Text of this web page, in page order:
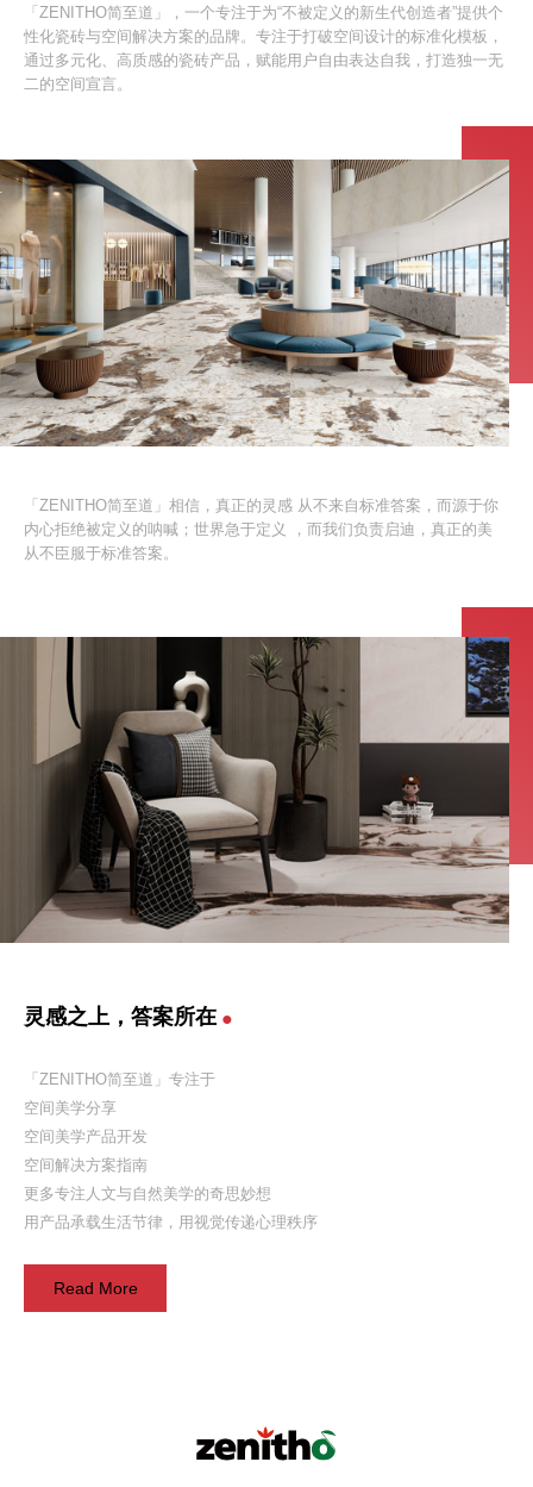
「ZENITHO简至道」，一个专注于为“不被定义的新生代创造者”提供个
性化瓷砖与空间解决方案的品牌。专注于打破空间设计的标准化模板，
通过多元化、高质感的瓷砖产品，赋能用户自由表达自我，打造独一无
二的空间宣言。
「ZENITHO简至道」相信，真正的灵感 从不来自标准答案，而源于你
内心拒绝被定义的呐喊；世界急于定义 ，而我们负责启迪，真正的美
从不臣服于标准答案。
灵感之上，答案所在
「ZENITHO简至道」专注于
空间美学分享
空间美学产品开发
空间解决方案指南
更多专注人文与自然美学的奇思妙想
用产品承载生活节律，用视觉传递心理秩序
Read More